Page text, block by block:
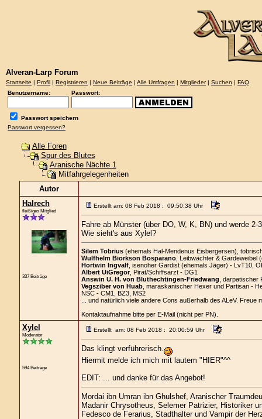
Alveran-Larp Forum
Startseite | Profil | Registrieren | Neue Beiträge | Alle Umfragen | Mitglieder| Suchen | FAQ
Benutzername:
Passwort:
Passwort speichern
Passwort vergessen?
Alle Foren
Spur des Blutes
Aranische Nächte 1
Mitfahrgelegenheiten
Autor
Halrech
fleißiges Mitglied
337 Beiträge
Erstellt am: 08 Feb 2018 : 09:50:38 Uhr
Fahre ab Münster (über DO, W, K, BN) und werde 2-
Wie sieht's aus Xylel?
Silem Tobrius(ehemals Hal-Mendenus Eisbergersen),
Wulfhelm Biorkson Bosparano, Leibwächter & Gardeweibel
Hortwin Ingvalf, isenoher Gardist (ehemals Jäger) - LvT10,
Albert UiGregor, Pirat/Schiffsarzt - DG1
Answin U. H. von Bluthechtingen-Friedwang , darpatischer
Vegsziber von Huab, maraskanischer Hexer und Partisan -
NSC - CM1, BZ3, MS2
... und natürlich viele andere Cons außerhalb des ALeV.
Kontaktaufnahme bitte per E-Mail (nicht per PN).
Xylel
Moderator
594 Beiträge
Erstellt am: 08 Feb 2018 : 20:00:59 Uhr
Das klingt verführerisch.
Hiermit melde ich mich mit lautem "HIER"^^
EDIT: ... und danke für das Angebot!
Mordai ibn Umran ibn Ghulshef, Aranischer
Madanir Chrysotheus, Selemer Patrizier, Historiker
Fedesco de Ferarius, Stadthalter und Vampir der